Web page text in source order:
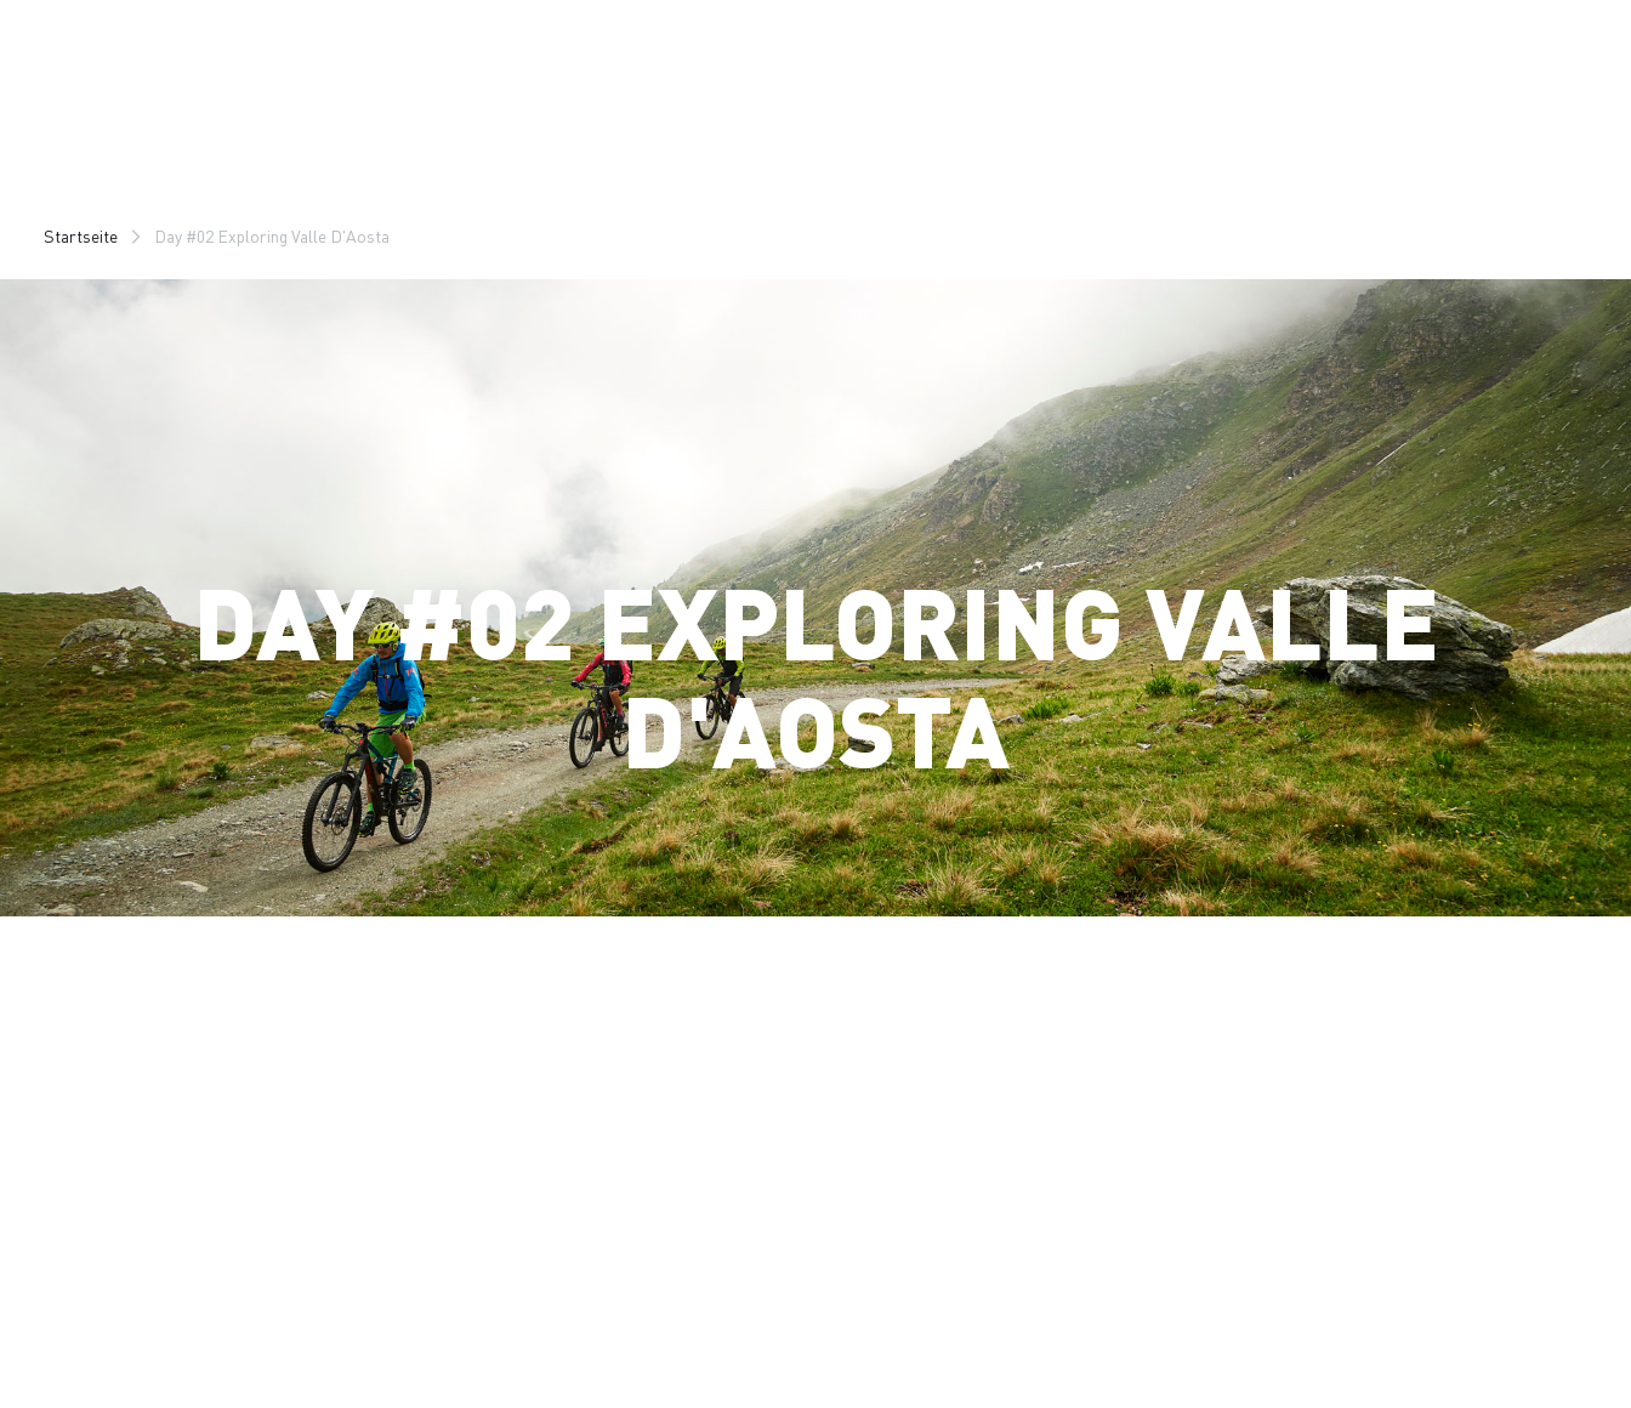
Startseite Day #02 Exploring Valle D'Aosta
DAY #02 EXPLORING VALLE
D'AOSTA